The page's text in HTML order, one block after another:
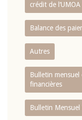
crédit de l‘UMOA
Balance des
Autres
Bulletin
financières
Bulletin